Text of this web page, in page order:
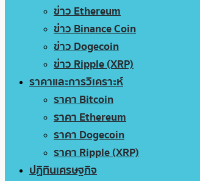
ข่าว Ethereum
ข่าว Binance Coin
ข่าว Dogecoin
ข่าว Ripple (XRP)
ราคาและการวิเคราะห์
ราคา Bitcoin
ราคา Ethereum
ราคา Dogecoin
ราคา Ripple (XRP)
ปฏิทินเศรษฐกิจ